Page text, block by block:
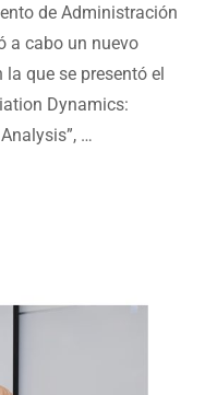
de Administración
a cabo un nuevo
que se presentó el
Dynamics:
…